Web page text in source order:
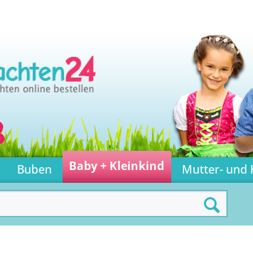
Buben Baby + Kleinkind Mutter- und